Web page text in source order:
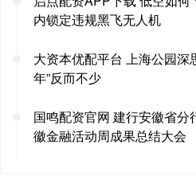
内锁定违规黑飞无人机
大资本优配平台 上海公园深
年”反而不少
国鸣配资官网 建行安徽省
徽金融活动周成果总结大会